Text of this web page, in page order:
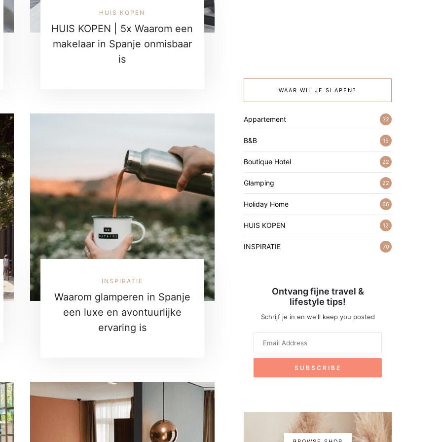
HUIS KOPEN
HUIS KOPEN | 5x Waarom een
makelaar in Spanje onmisbaar
is
INSPIRATIE
Waarom glamperen in Spanje
een luxe en avontuurlijke
ervaring is
WAAR WIL JE SLAPEN?
Appartement 32
B&B 15
Boutique Hotel 22
Glamping 22
Holiday Home 66
HUIS KOPEN 12
INSPIRATIE 70
Ontvang fijne travel &
lifestyle tips!
Schrijf je in en we'll keep you posted